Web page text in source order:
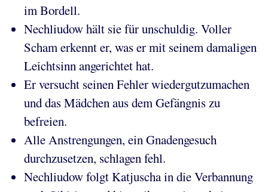
im Bordell.
Nechliudow hält sie für unschuldig. Voller
Scham erkennt er, was er mit seinem damaligen
Leichtsinn angerichtet hat.
Er versucht seinen Fehler wiedergutzumachen
und das Mädchen aus dem Gefängnis zu
befreien.
Alle Anstrengungen, ein Gnadengesuch
durchzusetzen, schlagen fehl.
Nechliudow folgt Katjuscha in die Verbannung